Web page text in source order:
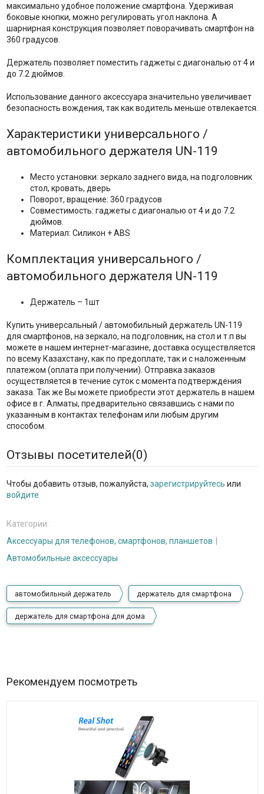
максимально удобное положение смартфона. Удерживая
боковые кнопки, можно регулировать угол наклона. А
шарнирная конструкция позволяет поворачивать смартфон на
360 градусов.
Держатель позволяет поместить гаджеты с диагональю от 4 и
до 7.2 дюймов.
Использование данного аксессуара значительно увеличивает
безопасность вождения, так как водитель меньше отвлекается.
Характеристики универсального /
автомобильного держателя UN-119
Место установки: зеркало заднего вида, на подголовник
стол, кровать, дверь
Поворот, вращение: 360 градусов
Совместимость: гаджеты с диагональю от 4 и до 7.2
дюймов.
Материал: Силикон + ABS
Комплектация универсального /
автомобильного держателя UN-119
Держатель – 1шт
Купить универсальный / автомобильный держатель UN-119
для смартфонов, на зеркало, на подголовник, на стол и т.п вы
можете в нашем интернет-магазине, доставка осуществляется
по всему Казахстану, как по предоплате, так и с наложенным
платежом (оплата при получении). Отправка заказов
осуществляется в течение суток с момента подтверждения
заказа. Так же Вы можете приобрести этот держатель в нашем
офисе в г. Алматы, предварительно связавшись с нами по
указанным в контактах телефонам или любым другим
способом.
Отзывы посетителей(0)
Чтобы добавить отзыв, пожалуйста, зарегистрируйтесь или
войдите
Категории:
Аксессуары для телефонов, смартфонов, планшетов
Автомобильные аксессуары
автомобильный держатель держатель для смартфона
держатель для смартфона для дома
Рекомендуем посмотреть